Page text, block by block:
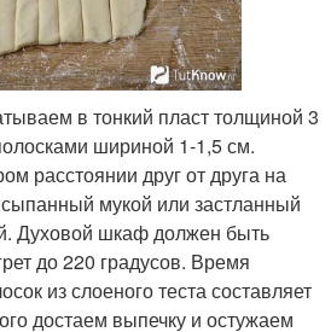
в тонкий пласт толщиной 3
шириной 1-1,5 см.
расстоянии друг от друга на
мукой или застланный
Духовой шкаф должен быть
до 220 градусов. Время
из слоеного теста составляет
достаем выпечку и остужаем